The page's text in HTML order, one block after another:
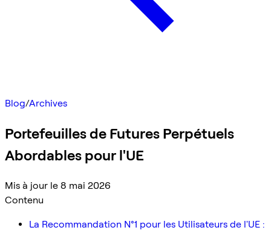
Blog/Archives
Portefeuilles de Futures Perpétuels
Abordables pour l'UE
Mis à jour le 8 mai 2026
Contenu
La Recommandation N°1 pour les Utilisateurs de l'UE :